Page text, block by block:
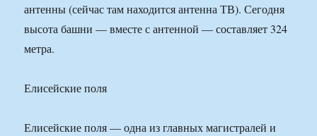
антенны (сейчас там находится антенна ТВ). Сегодня
высота башни — вместе с антенной — составляет 324
метра.
Елисейские поля
Елисейские поля — одна из главных магистралей и